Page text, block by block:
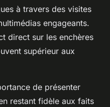
à travers des visites
engageants.
direct sur les enchères
supérieur aux
de présenter
restant fidèle aux faits